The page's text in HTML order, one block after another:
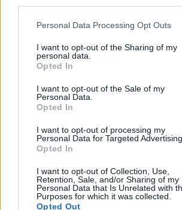
Personal Data Processing Opt Outs
I want to opt-out of the Sharing of my
personal data.
Opted In
I want to opt-out of the Sale of my
Personal Data.
Opted In
I want to opt-out of processing my
Personal Data for Targeted Advertising.
Opted In
I want to opt-out of Collection, Use,
Retention, Sale, and/or Sharing of my
Personal Data that Is Unrelated with
Purposes for which it was collected.
Opted Out
Vaizdai iš tragiškos avarijos Vilniaus r.:
vaiko gyvybių išgelbėti nepavyko
Žinios | Lietuvos diena
Nufilmavo, kaip patvino Vilniaus
vaizdas pribloškia
„Pagarba pirmajai premjerei“: pasidalijo